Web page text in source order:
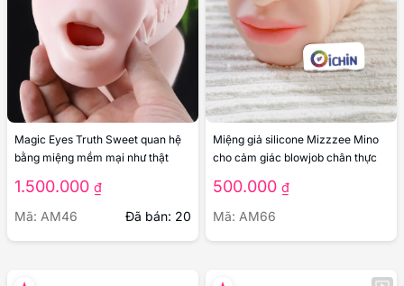
Magic Eyes Truth Sweet quan hệ
bằng miệng mềm mại như thật
1.500.000 ₫
Mã: AM46
Đã bán: 20
Miệng giả silicone Mizzzee Mino
cho cảm giác blowjob chân thực
500.000 ₫
Mã: AM66